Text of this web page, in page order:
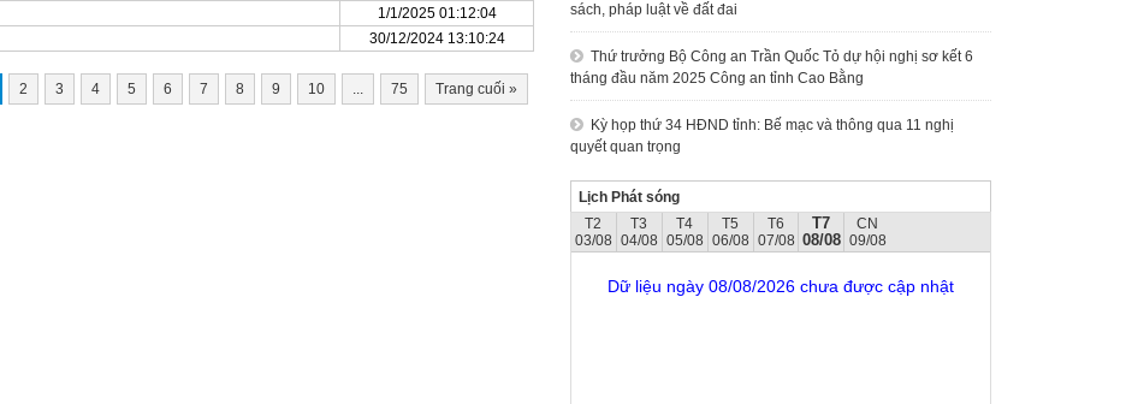
1/1/2025 01:12:04
30/12/2024 13:10:24
2 3 4 5 6 7 8 9 10 ... 75 Trang cuối »
sách, pháp luật về đất đai
Thứ trưởng Bộ Công an Trần Quốc Tỏ dự hội nghị sơ kết 6
tháng đầu năm 2025 Công an tỉnh Cao Bằng
Kỳ họp thứ 34 HĐND tỉnh: Bế mạc và thông qua 11 nghị
quyết quan trọng
Lịch Phát sóng
T2
03/08
T3
04/08
T4
05/08
T5
06/08
T6
07/08
T7
08/08
CN
09/08
Dữ liệu ngày 08/08/2026 chưa được cập nhật